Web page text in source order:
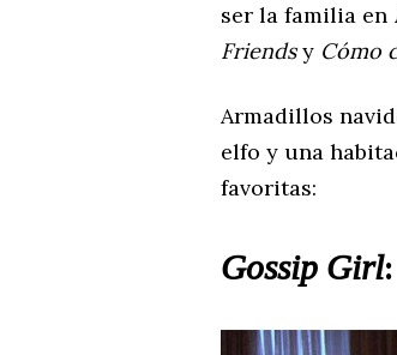
ser la familia en
Friendsy Cómo
Armadillos
elfo y una
favoritas:
Gossip Girl